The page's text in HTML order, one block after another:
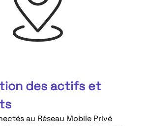
des actifs et
au Réseau Mobile Privé